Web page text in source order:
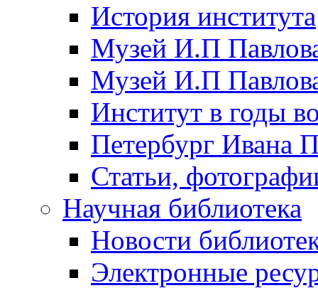
История института
Музей И.П
Музей И.П
Институт в годы
Петербург Ивана
Статьи,
Научная библиотека
Новости
Электронные